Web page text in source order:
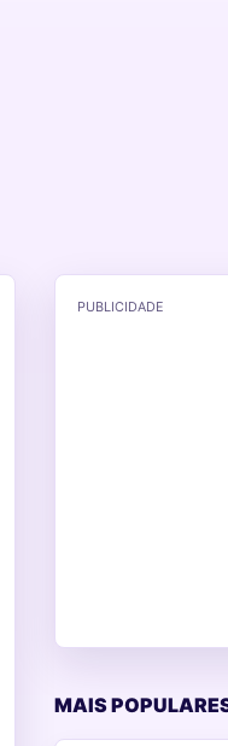
PUBLICIDADE
MAIS